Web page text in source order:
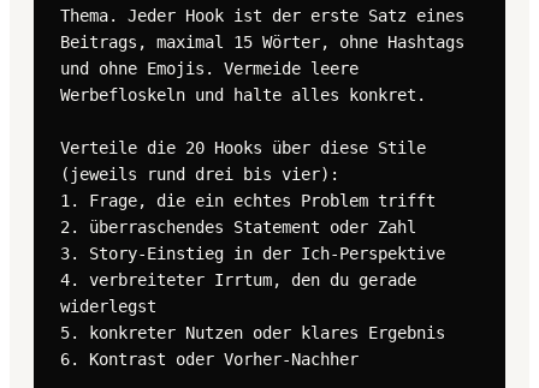
Thema. Jeder Hook ist der erste Satz eines
Beitrags, maximal 15 Wörter, ohne Hashtags
und ohne Emojis. Vermeide leere
Werbefloskeln und halte alles konkret.
Verteile die 20 Hooks über diese Stile
(jeweils rund drei bis vier):
1. Frage, die ein echtes Problem trifft
2. überraschendes Statement oder Zahl
3. Story-Einstieg in der Ich-Perspektive
4. verbreiteter Irrtum, den du gerade
widerlegst
5. konkreter Nutzen oder klares Ergebnis
6. Kontrast oder Vorher-Nachher